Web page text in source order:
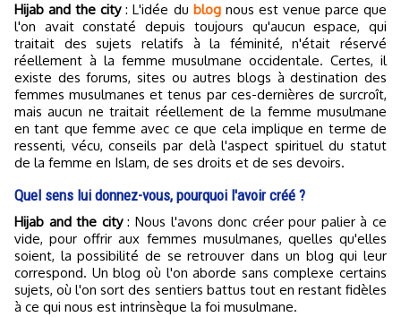
Hijab and the city: L'idée du blognous est venue parce que
l'on avait constaté depuis toujours qu'aucun espace, qui
traitait des sujets relatifs à la féminité, n'était réservé
réellement à la femme musulmane occidentale. Certes, il
existe des forums, sites ou autres blogs à destination des
femmes musulmanes et tenus par ces-dernières de surcroît,
mais aucun ne traitait réellement de la femme musulmane
en tant que femme avec ce que cela implique en terme de
ressenti, vécu, conseils par delà l'aspect spirituel du statut
de la femme en Islam, de ses droits et de ses devoirs.
Quel sens lui donnez-vous, pourquoi l'avoir créé ?
Hijab and the city: Nous l'avons donc créer pour palier à ce
vide, pour offrir aux femmes musulmanes, quelles qu'elles
soient, la possibilité de se retrouver dans un blog qui leur
correspond. Un blog où l'on aborde sans complexe certains
sujets, où l'on sort des sentiers battus tout en restant fidèles
à ce qui nous est intrinsèque la foi musulmane.